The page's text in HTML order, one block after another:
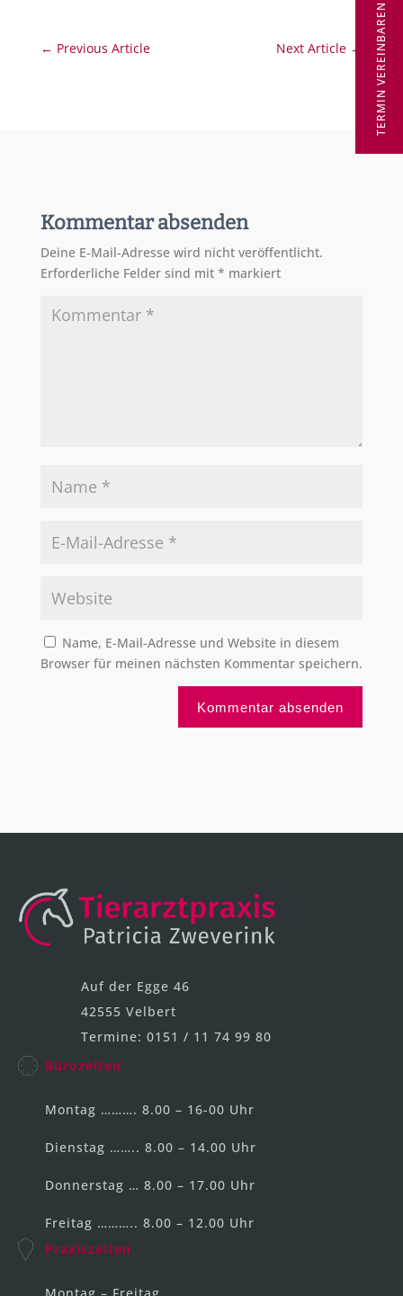
← Previous Article Next Article →
Kommentar absenden
Deine E-Mail-Adresse wird nicht veröffentlicht.
Erforderliche Felder sind mit * markiert
Name, E-Mail-Adresse und Website in diesem
Browser für meinen nächsten Kommentar speichern.
i
v
e
Auf der Egge 46
42555 Velbert
Termine: 0151 / 11 74 99 80
Bürozeiten
Montag ………. 8.00 – 16-00 Uhr
Dienstag …….. 8.00 – 14.00 Uhr
Donnerstag … 8.00 – 17.00 Uhr
Freitag ……….. 8.00 – 12.00 Uhr
Praxiszeiten
TERMIN VEREINBAREN